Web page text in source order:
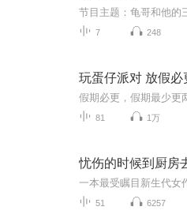
7 248
玩蛋仔派对 放假必
81 1万
忧伤的时候到厨房
51 6257